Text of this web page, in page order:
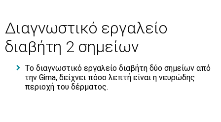
Διαγνωστικό εργαλείο
διαβήτη 2 σημείων
Το διαγνωστικό εργαλείο διαβήτη δύο σημείων από
την Gima, δείχνει πόσο λεπτή είναι η νευρώδης
περιοχή του δέρματος.